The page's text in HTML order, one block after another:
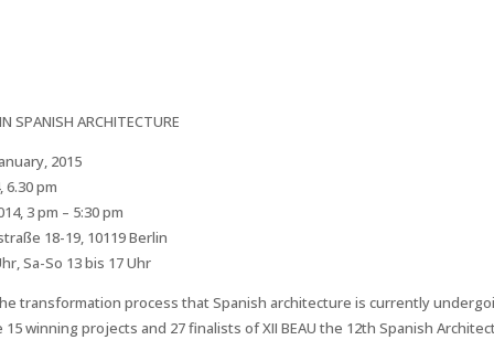
SPANISH ARCHITECTURE
2015
6.30 pm
3 pm – 5:30 pm
18-19, 10119 Berlin
Sa-So 13 bis 17 Uhr
transformation process that Spanish architecture is currently
winning projects and 27 finalists of XII BEAU the 12th Spanish